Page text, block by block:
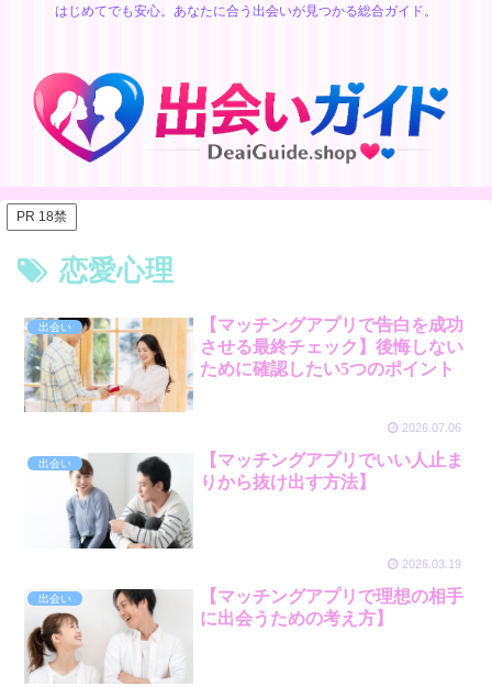
はじめてでも安心。あなたに合う出会いが見つかる総合ガイド。
PR 18禁
恋愛心理
出会い
【マッチングアプリで告白を成功
させる最終チェック】後悔しない
ために確認したい5つのポイント
2026.07.06
出会い
【マッチングアプリでいい人止ま
りから抜け出す方法】
2026.03.19
出会い
【マッチングアプリで理想の相手
に出会うための考え方】